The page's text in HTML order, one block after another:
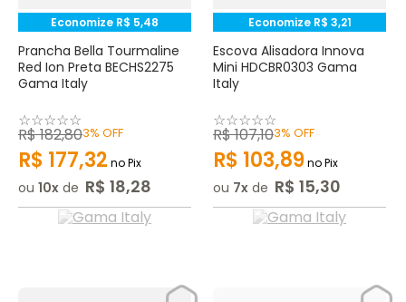
Economize R$ 5,48
Prancha Bella Tourmaline
Red Ion Preta BECHS2275
Gama Italy
☆☆☆☆☆
R$182,803% OFF
R$ 177,32 no Pix
ou 10 de R$ 18,28
Economize R$ 3,21
Escova Alisadora Innova
Mini HDCBR0303 Gama
Italy
☆☆☆☆☆
R$107,103% OFF
R$ 103,89no Pix
ou 7 de R$ 15,30